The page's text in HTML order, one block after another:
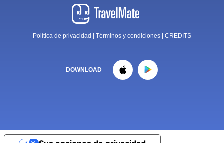
Política de privacidad Términos y condiciones CREDITS
DOWNLOAD